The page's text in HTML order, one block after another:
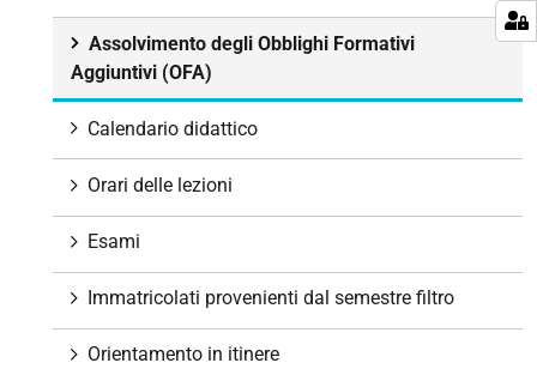
Assolvimento degli Obblighi Formativi
Aggiuntivi (OFA)
Calendario didattico
Orari delle lezioni
Esami
Immatricolati provenienti dal semestre filtro
Orientamento in itinere